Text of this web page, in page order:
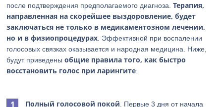
после подтверждения предполагаемого диагноза.Терапия,
направленная на скорейшее выздоровление, будет
заключаться не только в медикаментозном лечении,
но и в физиопроцедурах . Эффективной при воспалении
голосовых связках оказывается и народная медицина. Ниже,
будут приведеныобщие правила того, как быстро
восстановить голос при ларингите:
Полный голосовой покой . Первые 3 дня от начала